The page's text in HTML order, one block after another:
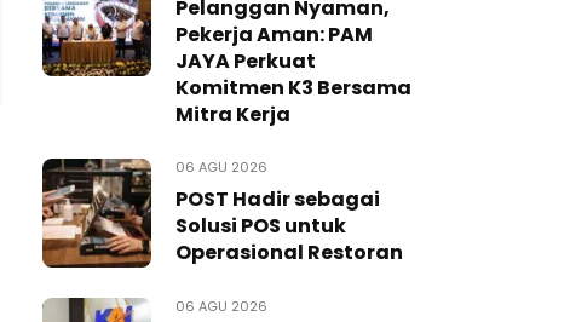
Pelanggan Nyaman,
Pekerja Aman: PAM
JAYA Perkuat
Komitmen K3 Bersama
Mitra Kerja
06 AGU 2026
POST Hadir sebagai
Solusi POS untuk
Operasional Restoran
06 AGU 2026